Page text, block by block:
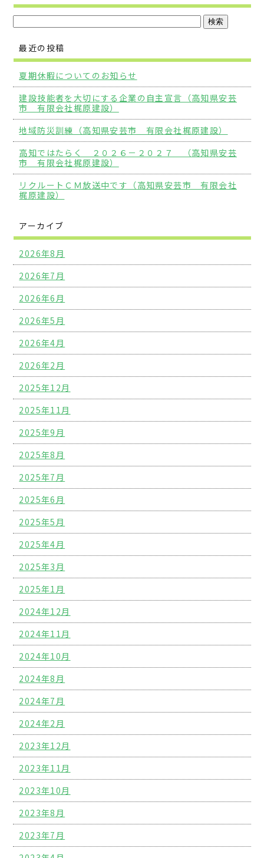
最近の投稿
夏期休暇についてのお知らせ
建設技能者を大切にする企業の自主宣言（高知県安芸
市 有限会社梶原建設）
地域防災訓練（高知県安芸市 有限会社梶原建設）
高知ではたらく ２０２６－２０２７ （高知県安芸
市 有限会社梶原建設）
リクルートＣＭ放送中です（高知県安芸市 有限会社
梶原建設）
アーカイブ
2026年8月
2026年7月
2026年6月
2026年5月
2026年4月
2026年2月
2025年12月
2025年11月
2025年9月
2025年8月
2025年7月
2025年6月
2025年5月
2025年4月
2025年3月
2025年1月
2024年12月
2024年11月
2024年10月
2024年8月
2024年7月
2024年2月
2023年12月
2023年11月
2023年10月
2023年8月
2023年7月